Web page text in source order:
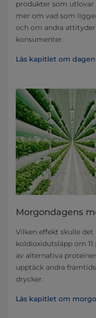
produkter som utlovar
mer om vad som
och om andra
konsumenter.
Läs kapitlet om
Morgondagens
Vilken effekt skulle
koldioxidutsläpp om
av alternativa
upptäck andra
drycker.
Läs kapitlet om